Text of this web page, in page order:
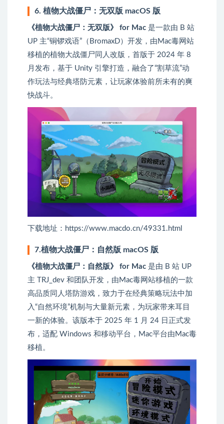
6. 植物大战僵尸：无双版 macOS 版
《植物大战僵尸：无双版》 for Mac 是一款由 B 站
UP 主“铜锣戏语”（BromaxD）开发，由Mac毒网站
移植的植物大战僵尸同人改版，首版于 2024 年 8
月发布，基于 Unity 引擎打造，融合了“割草流”动
作玩法与经典塔防元素，让玩家体验前所未有的爽
快战斗。
下载地址：https://www.macdo.cn/49331.html
7.植物大战僵尸：自然版 macOS 版
《植物大战僵尸：自然版》 for Mac 是由 B 站 UP
主 TRJ_dev 和团队开发，由Mac毒网站移植的一款
高品质同人塔防游戏，致力于在经典策略玩法中加
入“自然环境”机制与大量新元素，为玩家带来耳目
一新的体验。该版本于 2025 年 1 月 24 日正式发
布，适配 Windows 和移动平台，Mac平台由Mac毒
移植。